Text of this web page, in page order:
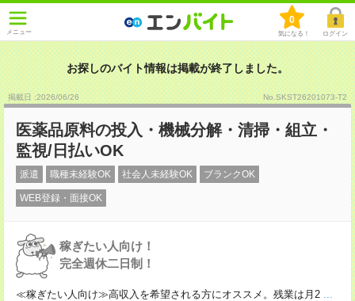
メニュー
0
気になる！ ログイン
お探しのバイト情報は掲載が終了しました。
掲載日 :2026/06/26 No.SKST26201073-T2
医薬品原料の投入・機械分解・清掃・組立・
監視/日払いOK
派遣 職種未経験OK 社会人未経験OK ブランクOK
WEB登録・面接OK
稼ぎたい人向け！
完全週休二日制！
≪稼ぎたい人向け≫高収入を希望される方にオススメ。残業は月2 ...